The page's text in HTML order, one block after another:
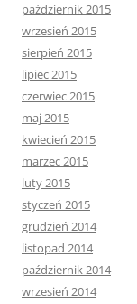
październik 2015
wrzesień 2015
sierpień 2015
lipiec 2015
czerwiec 2015
maj 2015
kwiecień 2015
marzec 2015
luty 2015
styczeń 2015
grudzień 2014
listopad 2014
październik 2014
wrzesień 2014